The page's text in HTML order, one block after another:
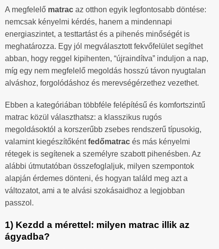
A megfelelő matrac az otthon egyik legfontosabb döntése:
nemcsak kényelmi kérdés, hanem a mindennapi
energiaszintet, a testtartást és a pihenés minőségét is
meghatározza. Egy jól megválasztott fekvőfelület segíthet
abban, hogy reggel kipihenten, “újraindítva” induljon a nap,
míg egy nem megfelelő megoldás hosszú távon nyugtalan
alváshoz, forgolódáshoz és merevségérzethez vezethet.
Ebben a kategóriában többféle felépítésű és komfortszintű
matrac közül választhatsz: a klasszikus rugós
megoldásoktól a korszerűbb zsebes rendszerű típusokig,
valamint kiegészítőkéntfedőmatrac és más kényelmi
rétegek is segítenek a személyre szabott pihenésben. Az
alábbi útmutatóban összefoglaljuk, milyen szempontok
alapján érdemes dönteni, és hogyan találd meg azt a
változatot, ami a te alvási szokásaidhoz a legjobban
passzol.
1) Kezdd a mérettel: milyen matrac illik az
ágyadba?